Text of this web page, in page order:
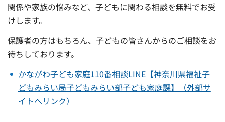
関係や家族の悩みなど、子どもに関わる相談を無料でお受
けします。
保護者の方はもちろん、子どもの皆さんからのご相談をお
待ちしております。
かながわ子ども家庭110番相談LINE【神奈川県福祉子
どもみらい局子どもみらい部子ども家庭課】（外部サ
イトへリンク）